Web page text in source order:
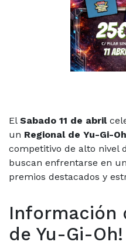
El Sabado 11 de abril
un Regional de Yu-Gi-
competitivo de alto nivel
buscan enfrentarse en
premios destacados y
Información
de Yu-Gi-Oh!